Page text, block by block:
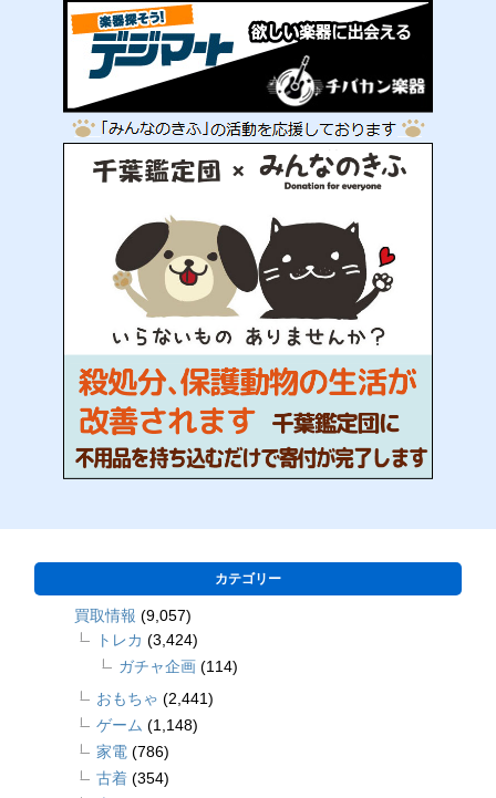
カテゴリー
買取情報 (9,057)
トレカ (3,424)
ガチャ企画 (114)
おもちゃ (2,441)
ゲーム (1,148)
家電 (786)
古着 (354)